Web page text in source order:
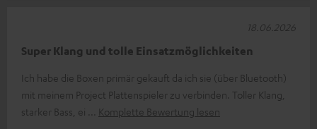
Super Klang und tolle Einsatzmöglichkeiten
Ich habe die Boxen primär gekauft da ich sie (über Bluetooth)
mit meinem Project Plattenspieler zu verbinden. Toller Klang,
starker Bass, ei
Komplette Bewertung lesen
18.06.2026